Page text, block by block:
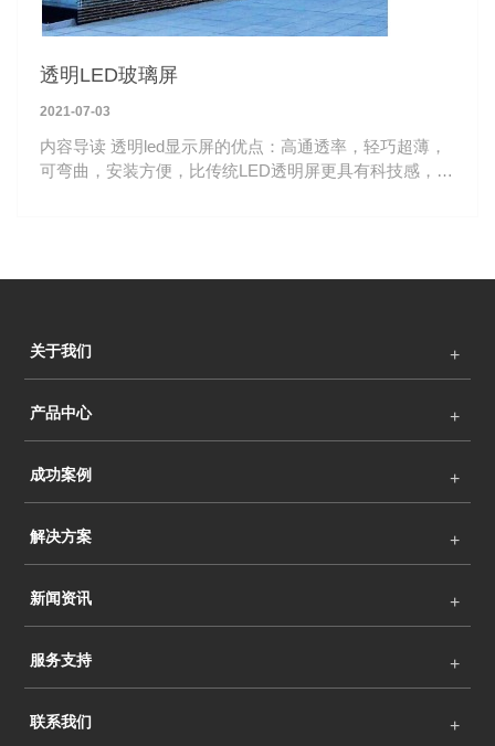
透明LED玻璃屏
2021-07-03
内容导读 透明led显示屏的优点：高通透率，轻巧超薄，
可弯曲，安装方便，比传统LED透明屏更具有科技感，深
关于我们
产品中心
成功案例
解决方案
新闻资讯
服务支持
联系我们